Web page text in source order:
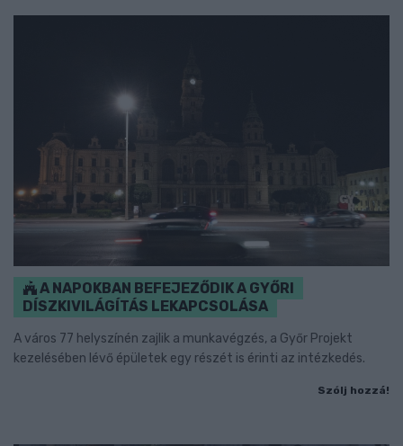
A NAPOKBAN BEFEJEZŐDIK A GYŐRI
DÍSZKIVILÁGÍTÁS LEKAPCSOLÁSA
A város 77 helyszínén zajlik a munkavégzés, a Győr Projekt
kezelésében lévő épületek egy részét is érinti az intézkedés.
Szólj hozzá!